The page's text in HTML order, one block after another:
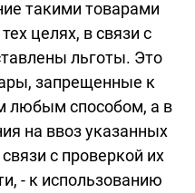
такими товарами
целях, в связи с
льготы. Это
запрещенные к
любым способом, а в
на ввоз указанных
с проверкой их
- к использованию